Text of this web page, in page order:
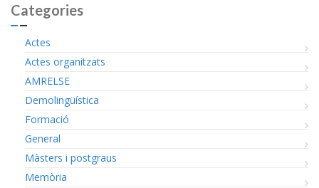
Categories
Actes
Actes organitzats
AMRELSE
Demolingüística
Formació
General
Màsters i postgraus
Memòria